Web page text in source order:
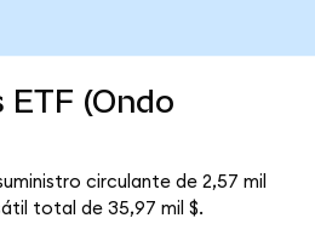
(Ondo
circulante de 2,57 mil
total de 35,97 mil $.